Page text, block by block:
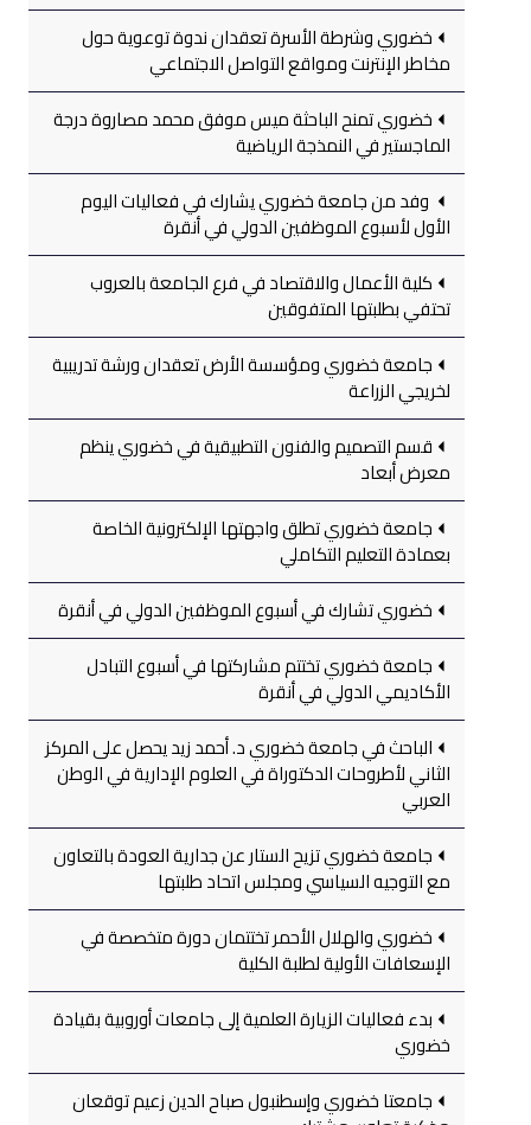
خضوري وشرطة الأسرة تعقدان ندوة توعوية حول
مخاطر الإنترنت ومواقع التواصل الاجتماعي
خضوري تمنح الباحثة ميس موفق محمد مصاروة درجة
الماجستير في النمذجة الرياضية
وفد من جامعة خضوري يشارك في فعاليات اليوم
الأول لأسبوع الموظفين الدولي في أنقرة
كلية الأعمال والاقتصاد في فرع الجامعة بالعروب
تحتفي بطلبتها المتفوقين
جامعة خضوري ومؤسسة الأرض تعقدان ورشة تدريبية
لخريجي الزراعة
قسم التصميم والفنون التطبيقية في خضوري ينظم
معرض أبعاد
جامعة خضوري تطلق واجهتها الإلكترونية الخاصة
بعمادة التعليم التكاملي
خضوري تشارك في أسبوع الموظفين الدولي في أنقرة
جامعة خضوري تختتم مشاركتها في أسبوع التبادل
الأكاديمي الدولي في أنقرة
الباحث في جامعة خضوري د. أحمد زيد يحصل على المركز
الثاني لأطروحات الدكتوراة في العلوم الإدارية في الوطن
العربي
جامعة خضوري تزيح الستار عن جدارية العودة بالتعاون
مع التوجيه السياسي ومجلس اتحاد طلبتها
خضوري والهلال الأحمر تختتمان دورة متخصصة في
الإسعافات الأولية لطلبة الكلية
بدء فعاليات الزيارة العلمية إلى جامعات أوروبية بقيادة
خضوري
جامعتا خضوري وإسطنبول صباح الدين زعيم توقعان